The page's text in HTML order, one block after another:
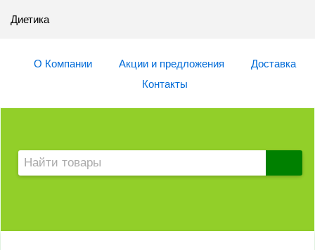
Диетика
О Компании Акции и предложения
Доставка
Контакты